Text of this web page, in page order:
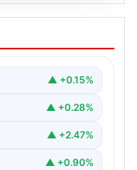
Yangını:
yangını,▲ +0.15%
▲ +0.28%
▲ +2.47%
▲ +0.90%